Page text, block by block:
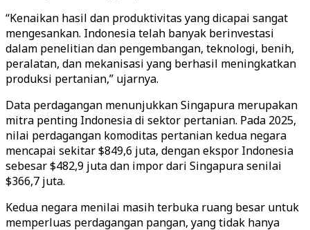
“Kenaikan hasil dan produktivitas yang dicapai sangat
mengesankan. Indonesia telah banyak berinvestasi
dalam penelitian dan pengembangan, teknologi, benih,
peralatan, dan mekanisasi yang berhasil meningkatkan
produksi pertanian,” ujarnya.
Data perdagangan menunjukkan Singapura merupakan
mitra penting Indonesia di sektor pertanian. Pada 2025,
nilai perdagangan komoditas pertanian kedua negara
mencapai sekitar $849,6 juta, dengan ekspor Indonesia
sebesar $482,9 juta dan impor dari Singapura senilai
$366,7 juta.
Kedua negara menilai masih terbuka ruang besar untuk
memperluas perdagangan pangan, yang tidak hanya